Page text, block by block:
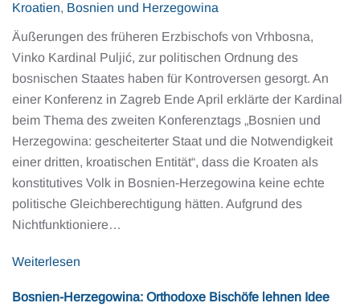
Kroatien, Bosnien und Herzegowina
Äußerungen des früheren Erzbischofs von Vrhbosna,
Vinko Kardinal Puljić, zur politischen Ordnung des
bosnischen Staates haben für Kontroversen gesorgt. An
einer Konferenz in Zagreb Ende April erklärte der Kardinal
beim Thema des zweiten Konferenztags „Bosnien und
Herzegowina: gescheiterter Staat und die Notwendigkeit
einer dritten, kroatischen Entität“, dass die Kroaten als
konstitutives Volk in Bosnien-Herzegowina keine echte
politische Gleichberechtigung hätten. Aufgrund des
Nichtfunktioniere…
Weiterlesen
Bosnien-Herzegowina: Orthodoxe Bischöfe lehnen Idee